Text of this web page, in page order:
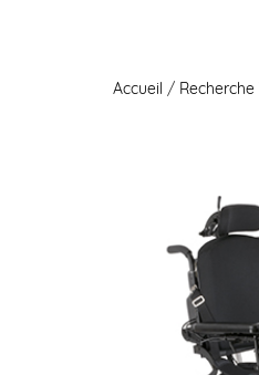
Accueil / Recherche